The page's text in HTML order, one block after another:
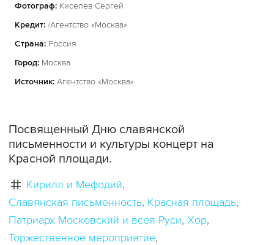
Фотограф: Киселев Сергей
Кредит: /Агентство «Москва»
Страна: Россия
Город: Москва
Источник: Агентство «Москва»
Посвященный Дню славянской
письменности и культуры концерт на
Красной площади.
Кирилл и Мефодий
Славянская письменность Красная площадь
Патриарх Московский и всея Руси Хор
Торжественное мероприятие